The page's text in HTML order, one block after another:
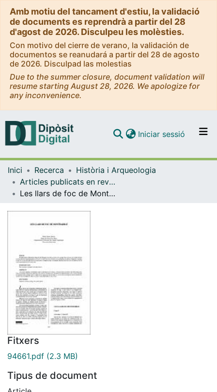
Amb motiu del tancament d'estiu, la validació
de documents es reprendrà a partir del 28
d'agost de 2026. Disculpeu les molèsties.
Con motivo del cierre de verano, la validación de
documentos se reanudará a partir del 28 de agosto
de 2026. Disculpad las molestias
Due to the summer closure, document validation will
resume starting August 28, 2026. We apologize for
any inconvenience.
Navega per tot el DD
Com publicar
Iniciar sessió (current)
Inici Recerca
Història i Arqueologia
Articles publicats en revistes (Història i Arqueologia)
Les llars de foc de Montbarbat
Fitxers
94661.pdf (2.3 MB)
Tipus de document